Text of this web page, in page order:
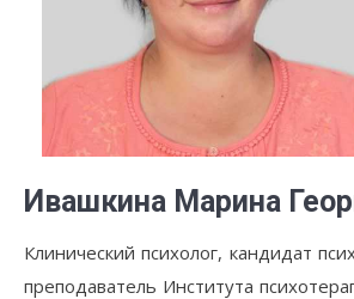
Ивашкина Марина
Клинический психолог, кандидат
преподаватель Института